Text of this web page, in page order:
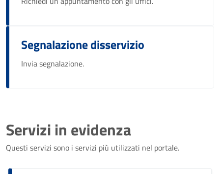
Segnalazione disservizio
Invia segnalazione.
Servizi in evidenza
Questi servizi sono i servizi più utilizzati nel portale.